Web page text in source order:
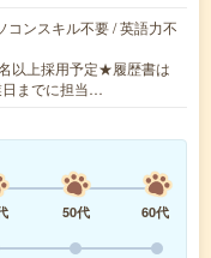
コンスキル不要 / 英語力不
以上採用予定★履歴書は
までに担当…
50代
60代